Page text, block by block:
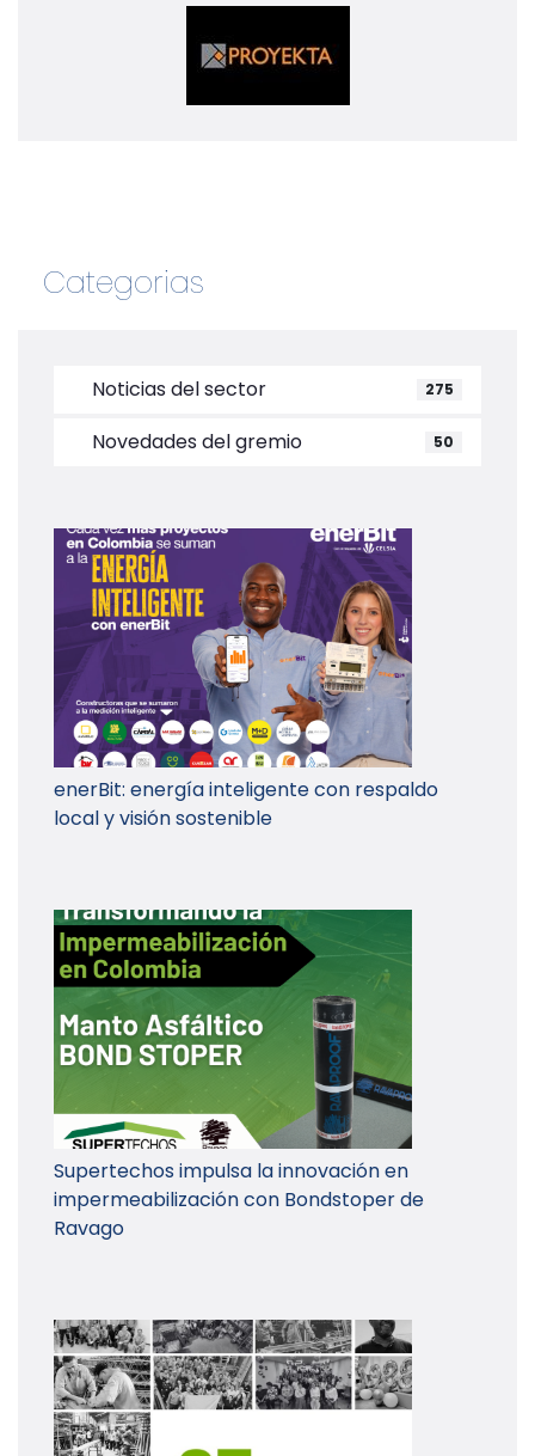
Categorias
Noticias del sector 275
Novedades del gremio 50
enerBit: energía inteligente con respaldo
local y visión sostenible
Supertechos impulsa la innovación en
impermeabilización con Bondstoper de
Ravago